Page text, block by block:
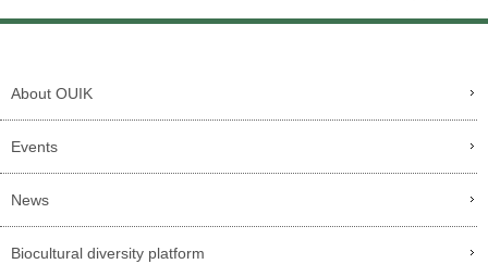
About OUIK
Events
News
Biocultural diversity platform